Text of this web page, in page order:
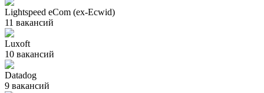
Lightspeed eCom (ex-Ecwid)
11 вакансий
Luxoft
10 вакансий
Datadog
9 вакансий